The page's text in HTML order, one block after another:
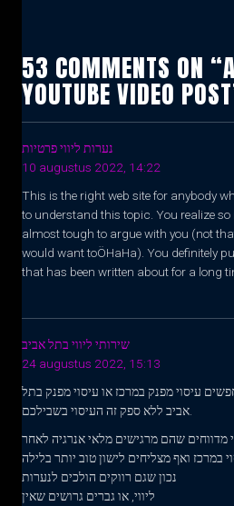
53 COMMENTS ON
YOUTUBE VIDEO
נערות ליווי פרטיות
10 augustus 2022, 14:22
This is the right web site for anybody
to understand this topic. You realize
almost tough to argue with you (not
would want toÖHaHa). You definitely
that has been written about for a long
שירותי ליווי בתל אביב
24 augustus 2022, 15:13
עיסוי מפנק במרכז או עיסוי מפנק בתל
מדווחים שהם מרגישים מלאי אנרגיה לאחר
נכון שגם רווקים הולכים לנערות
ליווי, או גברים גרושים שאין